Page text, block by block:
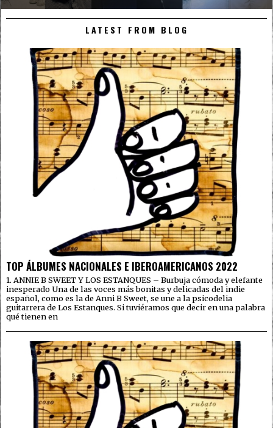
LATEST FROM BLOG
TOP ÁLBUMES NACIONALES E IBEROAMERICANOS 2022
1. ANNIE B SWEET Y LOS ESTANQUES – Burbuja cómoda y elefante
inesperado Una de las voces más bonitas y delicadas del indie
español, como es la de Anni B Sweet, se une a la psicodelia
guitarrera de Los Estanques. Si tuviéramos que decir en una palabra
qué tienen en